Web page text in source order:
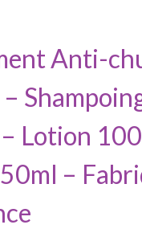
Anti-
–
Lotion
–